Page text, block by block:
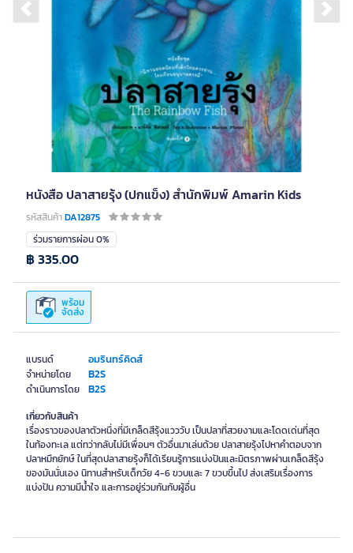
Previous slide
หนังสือ ปลาสายรุ้ง (ปกแข็ง) สำนักพิมพ์ Amarin Kids
รหัสสินค้าDA12875
แบรนด์ อมรินทร์คิดส์
จำหน่ายโดย B2S
ดำเนินการโดย B2S
ร่วมรายการผ่อน 0%
พร้อม
จัดส่ง
฿ 335.00
เกี่ยวกับสินค้า
เรื่องราวของปลาตัวหนึ่งที่มีเกล็ดสีรุ้งแวววับ เป็นปลาที่สวยงามและโดดเด่นที่สุด
ในท้องทะเล แต่ทว่ากลับไม่มีเพื่อนๆ ตัวอื่นมาเล่นด้วย ปลาสายรุ้งไปหาคำตอบจาก
ปลาหมึกยักษ์ ในที่สุดปลาสายรุ้งก็ได้เรียนรู้การแบ่งปันและมิตรภาพผ่านเกล็ดสีรุ้ง
ของมันนั่นเอง นิทานสำหรับเด็กวัย 4-6 ขวบและ 7 ขวบขึ้นไป ส่งเสริมเรื่องการ
แบ่งปัน ความมีน้ำใจ และการอยู่ร่วมกันกับผู้อื่น